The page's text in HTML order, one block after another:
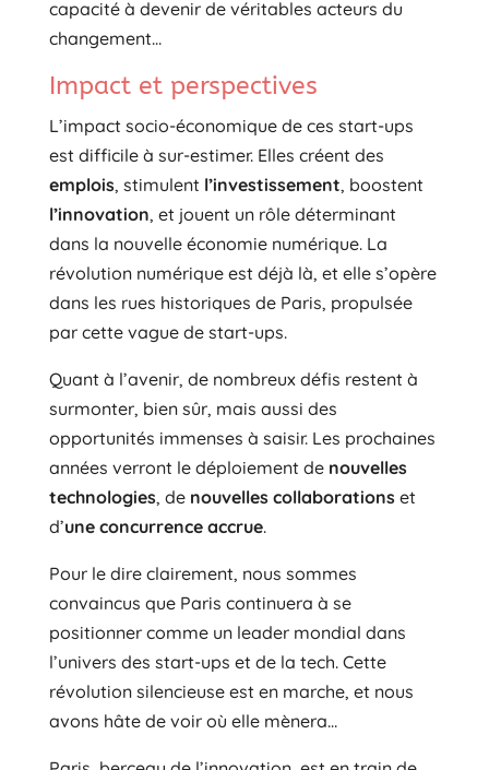
capacité à devenir de véritables acteurs du
changement…
Impact et perspectives
L’impact socio-économique de ces start-ups
est difficile à sur-estimer. Elles créent des
emplois, stimulent l’investissement, boostent
l’innovation, et jouent un rôle déterminant
dans la nouvelle économie numérique. La
révolution numérique est déjà là, et elle s’opère
dans les rues historiques de Paris, propulsée
par cette vague de start-ups.
Quant à l’avenir, de nombreux défis restent à
surmonter, bien sûr, mais aussi des
opportunités immenses à saisir. Les prochaines
années verront le déploiement de nouvelles
technologies, de nouvelles collaborationset
d’une concurrence accrue.
Pour le dire clairement, nous sommes
convaincus que Paris continuera à se
positionner comme un leader mondial dans
l’univers des start-ups et de la tech. Cette
révolution silencieuse est en marche, et nous
avons hâte de voir où elle mènera…